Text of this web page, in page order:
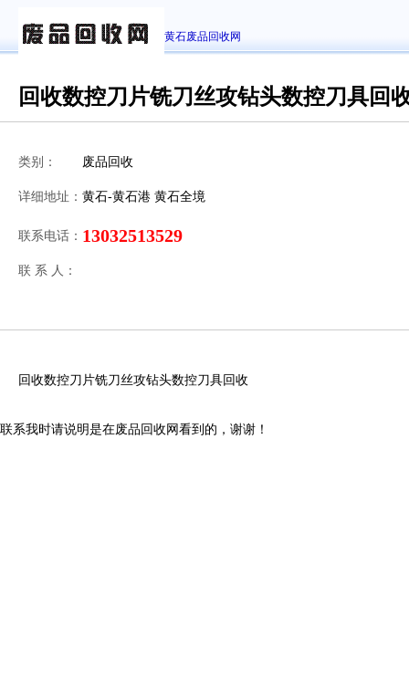
黄石废品回收网
回收数控刀片铣刀丝攻钻头数控刀具回
类别： 废品回收
详细地址： 黄石-黄石港 黄石全境
联系电话： 13032513529
联 系 人：
回收数控刀片铣刀丝攻钻头数控刀具回收
联系我时请说明是在废品回收网看到的，谢谢！